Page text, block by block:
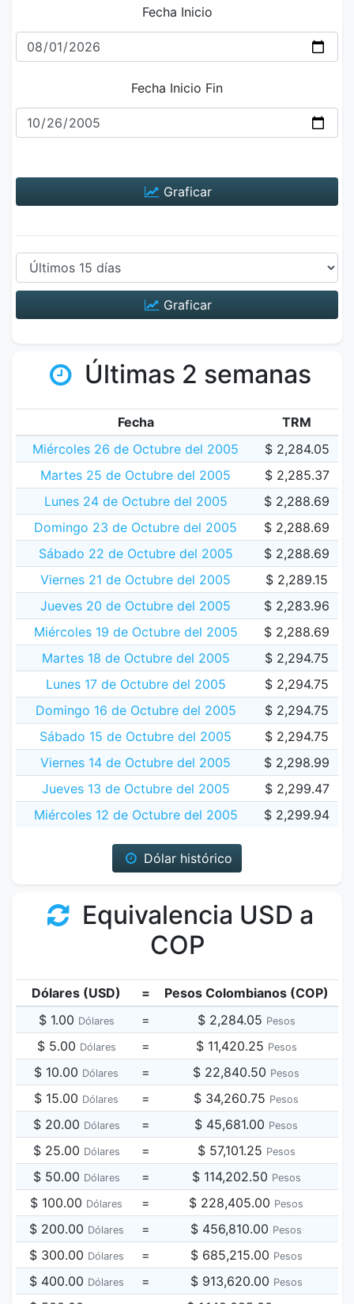
Fecha Inicio
Fecha Inicio Fin
Graficar
Graficar
Últimas 2 semanas
Fecha
TRM
Miércoles 26 de Octubre del 2005
$ 2,284.05
Martes 25 de Octubre del 2005
$ 2,285.37
Lunes 24 de Octubre del 2005
$ 2,288.69
Domingo 23 de Octubre del 2005
$ 2,288.69
Sábado 22 de Octubre del 2005
$ 2,288.69
Viernes 21 de Octubre del 2005
$ 2,289.15
Jueves 20 de Octubre del 2005
$ 2,283.96
Miércoles 19 de Octubre del 2005
$ 2,288.69
Martes 18 de Octubre del 2005
$ 2,294.75
Lunes 17 de Octubre del 2005
$ 2,294.75
Domingo 16 de Octubre del 2005
$ 2,294.75
Sábado 15 de Octubre del 2005
$ 2,294.75
Viernes 14 de Octubre del 2005
$ 2,298.99
Jueves 13 de Octubre del 2005
$ 2,299.47
Miércoles 12 de Octubre del 2005
$ 2,299.94
Dólar histórico
Equivalencia USD a
COP
Dólares (USD) =
Pesos Colombianos (COP)
$ 1.00 Dólares = $ 2,284.05 Pesos
$ 5.00 Dólares = $ 11,420.25 Pesos
$ 10.00 Dólares = $ 22,840.50 Pesos
$ 15.00 Dólares = $ 34,260.75 Pesos
$ 20.00 Dólares = $ 45,681.00 Pesos
$ 25.00 Dólares = $ 57,101.25 Pesos
$ 50.00 Dólares = $ 114,202.50 Pesos
$ 100.00 Dólares = $ 228,405.00 Pesos
$ 200.00 Dólares = $ 456,810.00 Pesos
$ 300.00 Dólares = $ 685,215.00 Pesos
$ 400.00 Dólares = $ 913,620.00 Pesos